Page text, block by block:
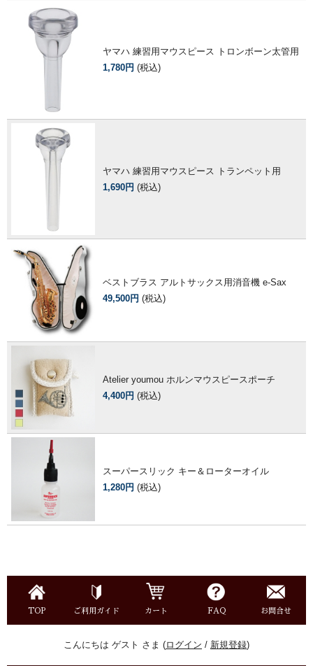
ヤマハ 練習用マウスピース トロンボーン太管用
1,780円 (税込)
ヤマハ 練習用マウスピース トランペット用
1,690円 (税込)
ベストブラス アルトサックス用消音機 e-Sax
49,500円 (税込)
Atelier youmou ホルンマウスピースポーチ
4,400円 (税込)
スーパースリック キー＆ローターオイル
1,280円 (税込)
TOP ご利用ガイド カート FAQ お問合せ
こんにちは ゲスト さま (ログイン / 新規登録)